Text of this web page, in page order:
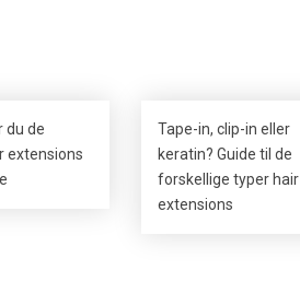
du de
extensions
Tape-in, clip-in eller
keratin? Guide til de
forskellige typer hair
extensions